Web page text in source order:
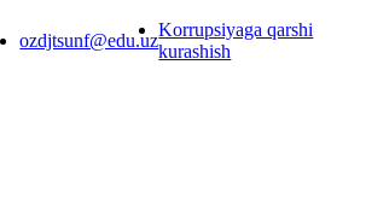
ozdjtsunf@edu.uz
Korrupsiyaga qarshi
kurashish